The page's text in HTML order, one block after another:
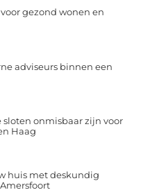
gezond wonen en
adviseurs binnen een
sloten onmisbaar zijn voor
Haag
huis met deskundig